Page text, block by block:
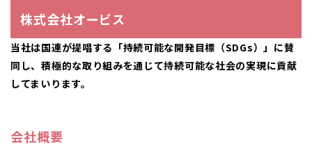
株式会社オービス
当社は国連が提唱する「持続可能な開発目標（SDGs）」に賛
同し、積極的な取り組みを通じて持続可能な社会の実現に貢献
してまいります。
会社概要